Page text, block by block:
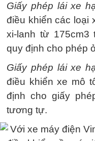
Giấy phép lái xe
điều khiển các loại
xi-lanh từ
quy định cho phép
Giấy phép lái xe
điều khiển xe mô
định cho giấy
tương tự.